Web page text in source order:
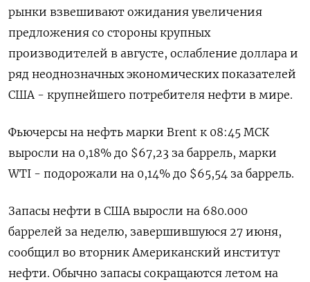
рынки взвешивают ожидания увеличения
предложения со стороны крупных
производителей в августе, ослабление доллара и
ряд неоднозначных экономических показателей
США - крупнейшего потребителя нефти в мире.
Фьючерсы на нефть марки Brent к 08:45 МСК
выросли на 0,18% до $67,23 за баррель, марки
WTI - подорожали на 0,14% до $65,54 за баррель.
Запасы нефти в США выросли на 680.000
баррелей за неделю, завершившуюся 27 июня,
сообщил во вторник Американский институт
нефти. Обычно запасы сокращаются летом на